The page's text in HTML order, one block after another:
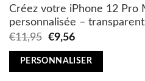
Créez votre iPhone 12 Pro
personnalisée –
€11,95
Original
was:
€9,56Current
is:
PERSONNALISER